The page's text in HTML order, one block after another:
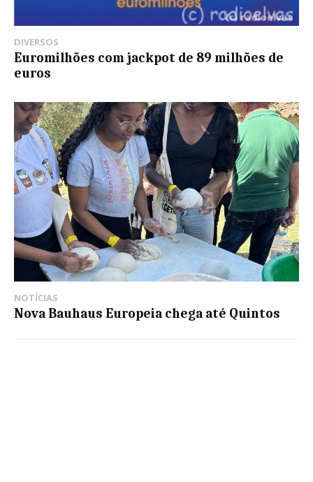
DIVERSOS
Euromilhões com jackpot de 89 milhões de
euros
NOTÍCIAS
Nova Bauhaus Europeia chega até Quintos